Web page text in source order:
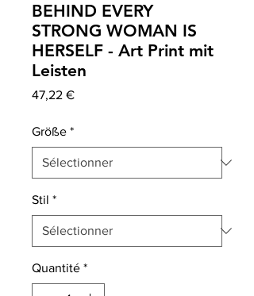
BEHIND EVERY
STRONG WOMAN IS
HERSELF - Art Print mit
Leisten
47,22 €Prix
Größe *
Stil *
Quantité *